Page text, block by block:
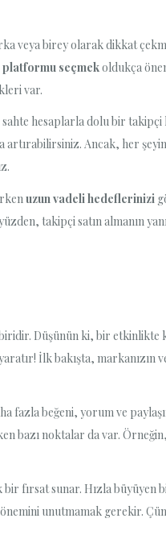
veya birey olarak dikkat
seçmekoldukça
var.
hesaplarla dolu bir
artırabilirsiniz. Ancak, her
uzun vadeli hedeflerinizi
takipçi satın almanın
Düşünün ki, bir etkinlikte
İlk bakışta, markanızın
fazla beğeni, yorum ve
bazı noktalar da var.
bir fırsat sunar. Hızla
önemini unutmamak gerekir.